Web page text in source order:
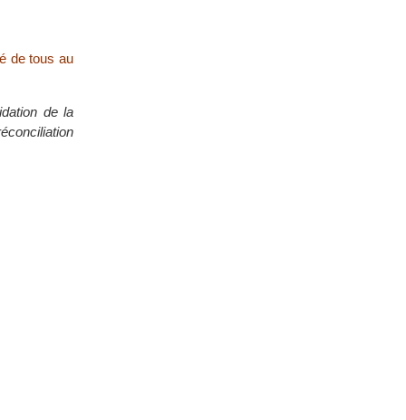
de tous au
de la